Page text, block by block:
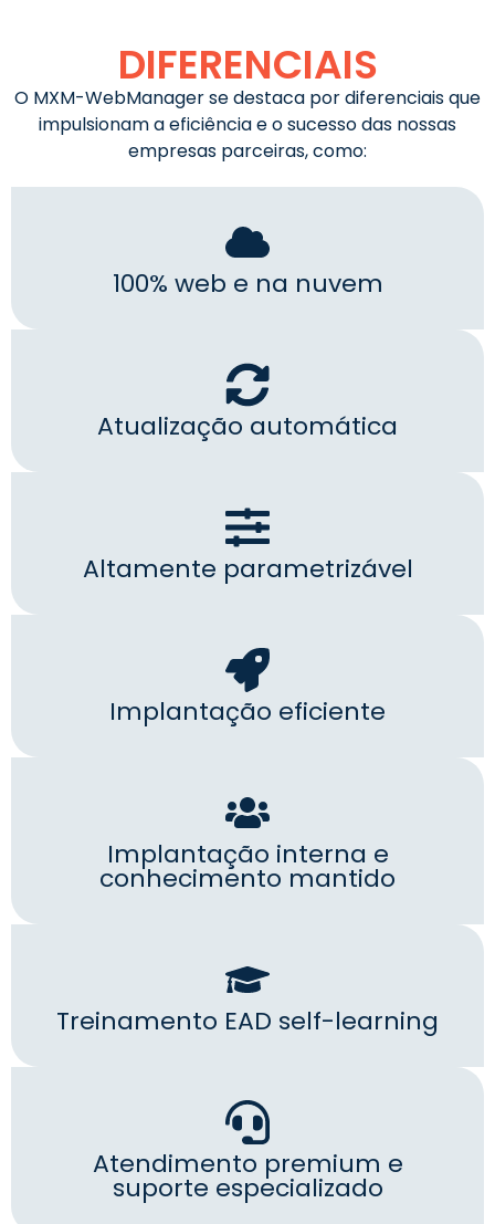
DIFERENCIAIS
O MXM-WebManager se destaca por diferenciais que
impulsionam a eficiência e o sucesso das nossas
empresas parceiras, como:
100% web e na nuvem
Atualização automática
Altamente parametrizável
Implantação eficiente
Implantação interna e
conhecimento mantido
Treinamento EAD self-learning
Atendimento premium e
suporte especializado